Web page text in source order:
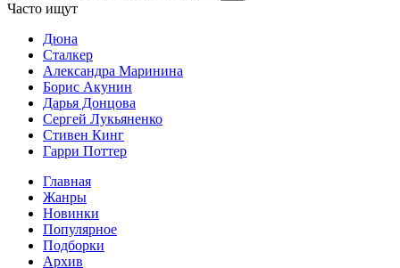
Часто ищут
Дюна
Сталкер
Александра Маринина
Борис Акунин
Дарья Донцова
Сергей Лукьяненко
Стивен Кинг
Гарри Поттер
Главная
Жанры
Новинки
Популярное
Подборки
Архив